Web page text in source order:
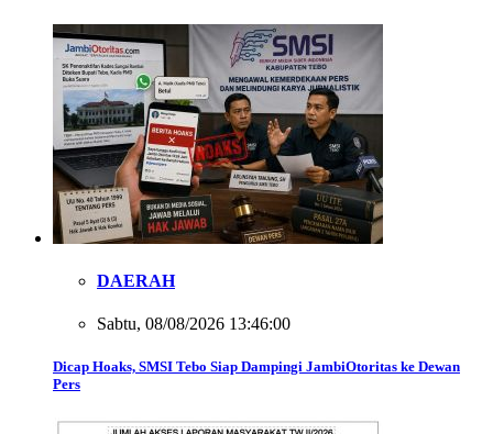
DAERAH
Sabtu, 08/08/2026 13:46:00
Dicap Hoaks, SMSI Tebo Siap Dampingi JambiOtoritas ke Dewan
Pers